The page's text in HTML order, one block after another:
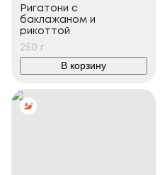
Ригатони с
баклажаном и
рикоттой
250 г
В корзину